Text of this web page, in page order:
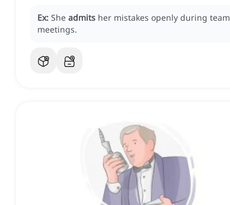
Ex: She admits her mistakes openly during team
meetings.